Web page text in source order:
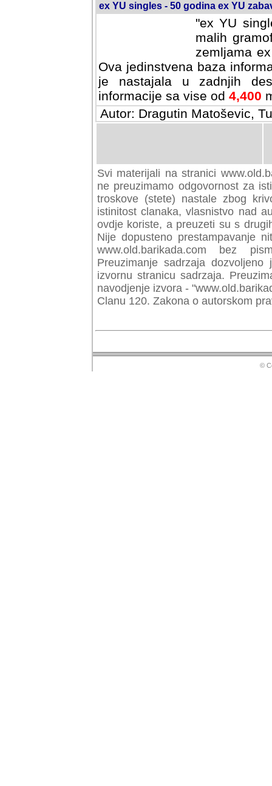
ex YU singles - 50 godina ex YU
"ex YU
malih
zemljama
Ova jedinstvena baza
je nastajala u zadnjih
informacije sa vise od 4,400
Autor: Dragutin Matoševic,
Svi materijali na stranici
preuzimamo odgovornost za
troskove (stete) nastale zbog
istinitost clanaka, vlasnistvo nad
ovdje koriste, a preuzeti su s
Nije dopusteno prestampavanje
www.old.barikada.com bez
Preuzimanje sadrzaja
izvornu stranicu sadrzaja.
navodjenje izvora -
Clanu 120. Zakona o autorskom
©